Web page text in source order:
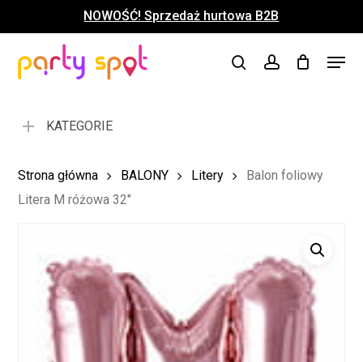
to
content
NOWOŚĆ! Sprzedaż hurtowa B2B
searchaccount
Menu
Koszyk Close
KATEGORIE
Strona główna BALONY Litery
Balon foliowy
Litera M różowa 32″
Menu